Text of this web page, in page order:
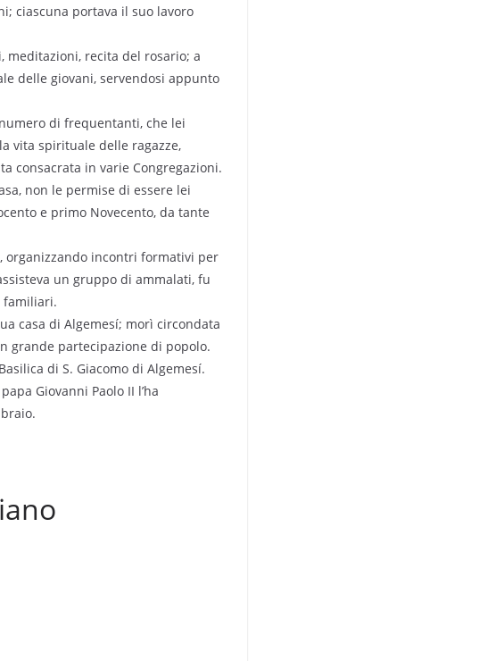
ciascuna portava il suo lavoro
meditazioni, recita del rosario; a
delle giovani, servendosi appunto
di frequentanti, che lei
vita spirituale delle ragazze,
consacrata in varie Congregazioni.
non le permise di essere lei
e primo Novecento, da tante
organizzando incontri formativi per
un gruppo di ammalati, fu
familiari.
casa di Algemesí; morì circondata
grande partecipazione di popolo.
di S. Giacomo di Algemesí.
Giovanni Paolo II l’ha